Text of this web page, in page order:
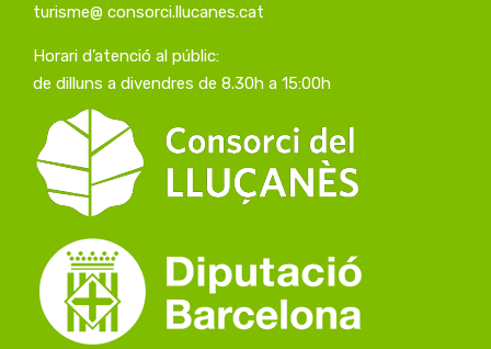
turisme@ consorci.llucanes.cat
Horari d’atenció al públic:
de dilluns a divendres de 8.30h a 15:00h